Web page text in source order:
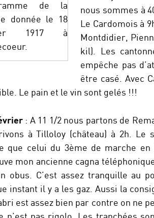
de la
donnée le 18
1917 à
nous sommes à
Le Cardomois à
Montdidier,
kil). Les
empêche pas
être casé. Avec
Le pain et le vin sont gelés !!!
: A 11 1/2 nous partons de
à Tilloloy (château) à 2h. Le
que celui du 3ème de marche en
mon ancienne cagna
obus. C’est assez tranquille au
instant il y a les gaz. Aussi la
est assez bien par contre on ne